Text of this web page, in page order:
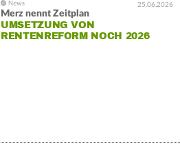
25.06.2026
Merz nennt Zeitplan
UMSETZUNG VON
RENTENREFORM NOCH 2026